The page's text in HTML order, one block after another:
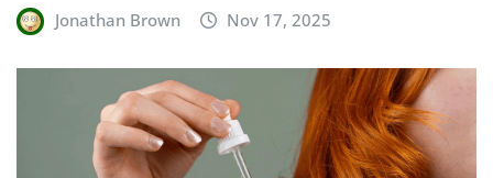
Jonathan Brown Nov 17, 2025